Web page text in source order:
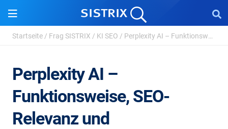
Startseite / Frag SISTRIX / KI SEO / Perplexity AI – Funktionsweise, SEO-Relevanz und ...
Perplexity AI –
Funktionsweise, SEO-
Relevanz und